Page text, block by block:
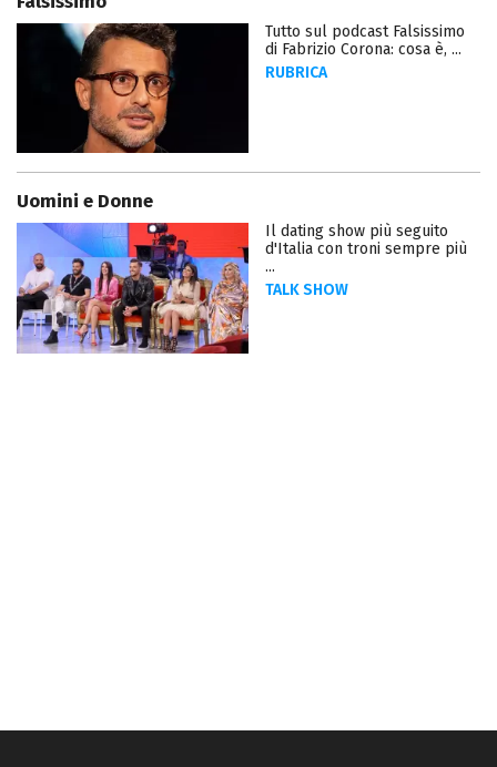
Tutto sul podcast Falsissimo
di Fabrizio Corona: cosa è, ...
RUBRICA
Uomini e Donne
Il dating show più seguito
d'Italia con troni sempre più
...
TALK SHOW